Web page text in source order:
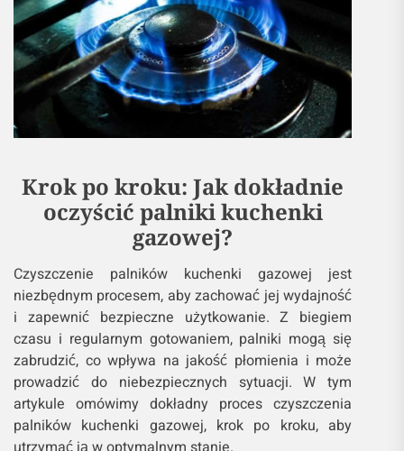
Krok po kroku: Jak dokładnie
oczyścić palniki kuchenki
gazowej?
Czyszczenie palników kuchenki gazowej jest
niezbędnym procesem, aby zachować jej wydajność
i zapewnić bezpieczne użytkowanie. Z biegiem
czasu i regularnym gotowaniem, palniki mogą się
zabrudzić, co wpływa na jakość płomienia i może
prowadzić do niebezpiecznych sytuacji. W tym
artykule omówimy dokładny proces czyszczenia
palników kuchenki gazowej, krok po kroku, aby